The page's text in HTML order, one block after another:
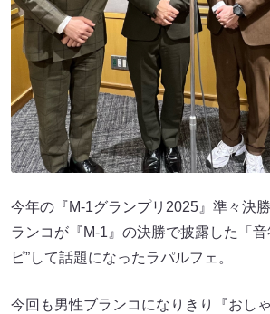
今年の『M-1グランプリ2025』準々決
ランコが『M-1』の決勝で披露した「音
ピ”して話題になったラパルフェ。
今回も男性ブランコになりきり『おし